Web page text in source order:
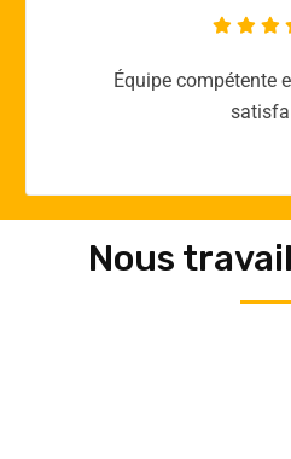
Merci yellow365.work
Nous